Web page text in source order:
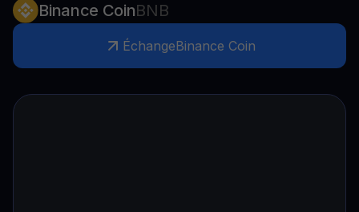
Binance CoinBNB
ÉchangeBinance Coin